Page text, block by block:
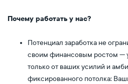
Почему работать у нас?
Потенциал заработка не
своим финансовым ростом —
только от ваших усилий и
фиксированного потолка: